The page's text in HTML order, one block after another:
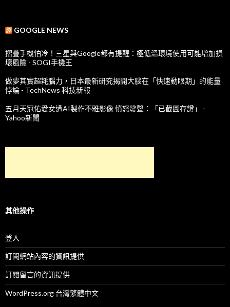
GOOGLE NEWS
摺疊手機怕冷！三星與Google都有提醒：極低溫環境使用可能增加損
壞風險 - SOGI手機王
做夢其實超耗腦力，日本最新研究揭開大腦在「快速動眼期」的能量
悖論 - TechNews 科技新報
五月天冠佑愛女遭AI製作不雅影像 憤怒發聲：「已截圖存證」 -
Yahoo新聞
其他操作
登入
訂閱網站內容的資訊提供
訂閱留言的資訊提供
WordPress.org 台灣繁體中文